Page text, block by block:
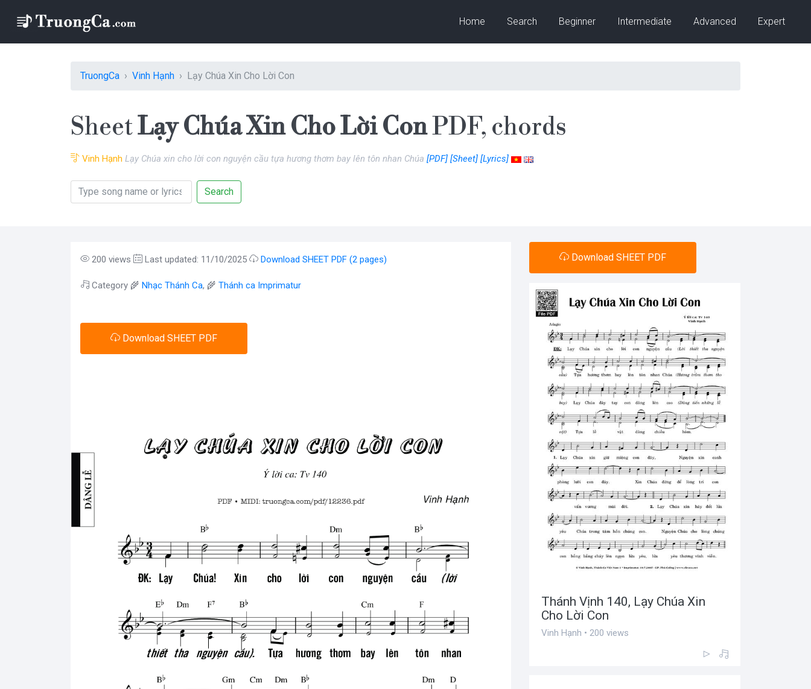
Home Search Beginner Intermediate Advanced Expert
TruongCa Vinh Hạnh Lạy Chúa Xin Cho Lời Con
SheetLạy Chúa Xin Cho Lời ConPDF, chords
Vinh Hạnh Lạy Chúa xin cho lời con nguyện cầu tựa hương thơm bay lên tôn nhan Chúa [PDF] [Sheet] [Lyrics]
Search
200 views Last updated: 11/10/2025 Download SHEET PDF (2 pages)
Category 🌾 Nhạc Thánh Ca, 🌾 Thánh ca Imprimatur
Download SHEET PDF
Download SHEET PDF
Thánh Vịnh 140, Lạy Chúa Xin
Cho Lời Con
Vinh Hạnh • 200 views